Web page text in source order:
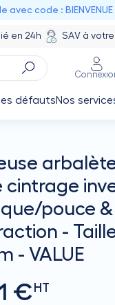
code : BIENVENUE
en 24h SAV à
défautsNos
cintrage
pouce
-
- VALUE
€ HT